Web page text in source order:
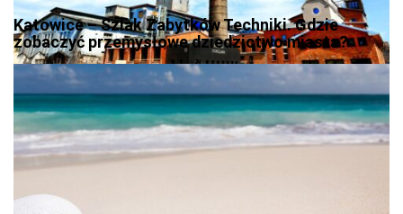
Katowice – Szlak Zabytków Techniki. Gdzie
zobaczyć przemysłowe dziedzictwo miasta?